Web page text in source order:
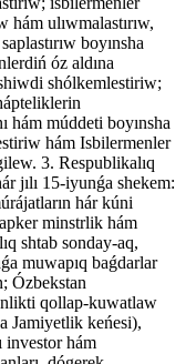
hám ulıwmalastırıw,
boyınsha
óz aldına
shólkemlestiriw;
hám múddeti boyınsha
hám Isbilermenler
3. Respublikalıq
jılı 15-iyunǵa shekem:
hár kúni
minstrlik hám
shtab sonday-aq,
muwapıq baǵdarlar
Ózbekstan
qollap-kuwatlaw
Jamiyetlik keńesi),
investor hám